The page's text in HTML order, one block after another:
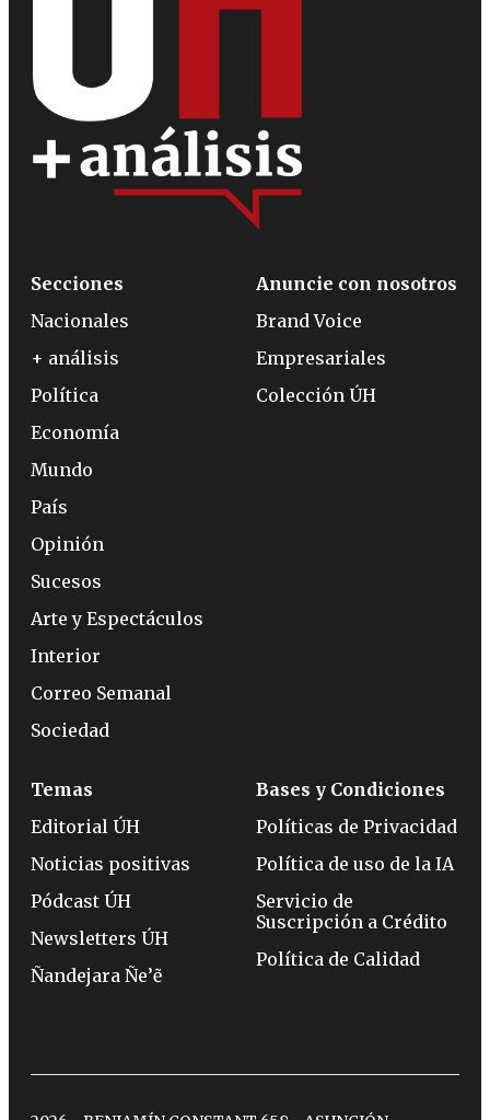
Secciones
Nacionales
+ análisis
Política
Economía
Mundo
País
Opinión
Sucesos
Arte y Espectáculos
Interior
Correo Semanal
Sociedad
Anuncie con nosotros
Brand Voice
Empresariales
Colección ÚH
Temas
Editorial ÚH
Noticias positivas
Pódcast ÚH
Newsletters ÚH
Ñandejara Ñe’ẽ
Bases y Condiciones
Políticas de Privacidad
Política de uso de la IA
Servicio de
Suscripción a Crédito
Política de Calidad